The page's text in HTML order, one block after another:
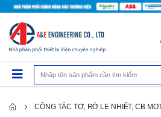
CÔNG TẮC TƠ, RỜ LE NHIỆT, CB